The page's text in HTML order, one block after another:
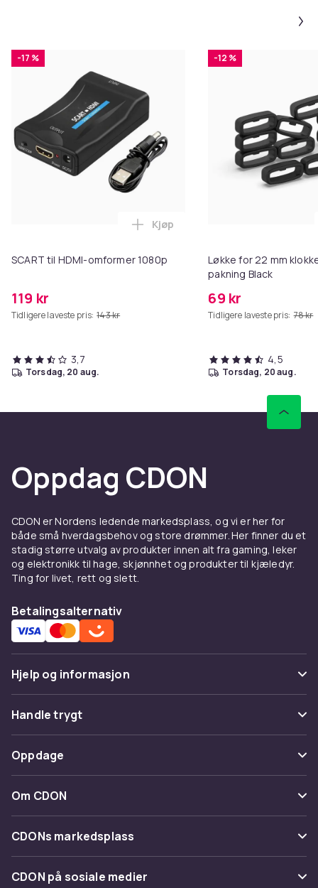
-17 %
SCART til HDMI-omformer 1080p
119 kr
Tidligere laveste pris: 143 kr
Legg SCART til HDMI-omformer
Kjøp
3,7
torsdag, 20 aug.
-12 %
Løkke for 22 mm
pakning Black
69 kr
Tidligere laveste pris: 78 kr
4,5
torsdag, 20 aug.
Oppdag CDON
CDON er Nordens ledende markedsplass, og vi er her for
både små hverdagsbehov og store drømmer. Her finner du et
stadig større utvalg av produkter innen alt fra gaming, leker
og elektronikk til hage, skjønnhet og produkter til kjæledyr.
Ting for livet, rett og slett.
Betalingsalternativ
Hjelp og informasjon
Vanlige spørsmål
Spor pakke
Angre & returner her
Kontakt oss
Handle trygt
Betaling
Levering
Tilbakekallinger
Oppdage
Kategorier
Varemerker
Om CDON
Om oss
Kundeanmeldelser
CDONs markedsplass
Merchant Help Center
CDON på sosiale medier